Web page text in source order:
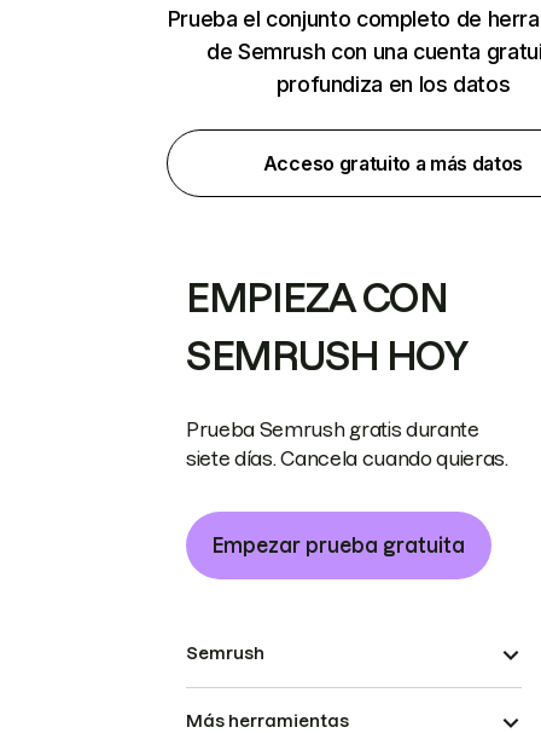
Prueba el conjunto completo de
de Semrush con una cuenta
profundiza en los datos
Acceso gratuito a más datos
EMPIEZA CON
SEMRUSH HOY
Prueba Semrush gratis durante
siete días. Cancela cuando quieras.
Empezar prueba gratuita
Semrush
Más herramientas